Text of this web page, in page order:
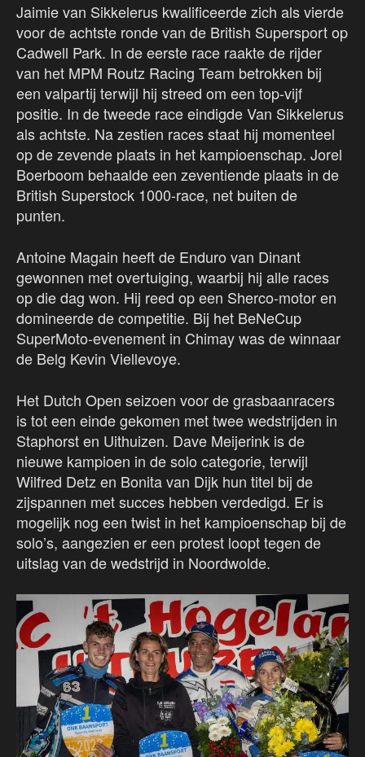
Jaimie van Sikkelerus kwalificeerde zich als vierde
voor de achtste ronde van de British Supersport op
Cadwell Park. In de eerste race raakte de rijder
van het MPM Routz Racing Team betrokken bij
een valpartij terwijl hij streed om een top-vijf
positie. In de tweede race eindigde Van Sikkelerus
als achtste. Na zestien races staat hij momenteel
op de zevende plaats in het kampioenschap. Jorel
Boerboom behaalde een zeventiende plaats in de
British Superstock 1000-race, net buiten de
punten.
Antoine Magain heeft de Enduro van Dinant
gewonnen met overtuiging, waarbij hij alle races
op die dag won. Hij reed op een Sherco-motor en
domineerde de competitie. Bij het BeNeCup
SuperMoto-evenement in Chimay was de winnaar
de Belg Kevin Viellevoye.
Het Dutch Open seizoen voor de grasbaanracers
is tot een einde gekomen met twee wedstrijden in
Staphorst en Uithuizen. Dave Meijerink is de
nieuwe kampioen in de solo categorie, terwijl
Wilfred Detz en Bonita van Dijk hun titel bij de
zijspannen met succes hebben verdedigd. Er is
mogelijk nog een twist in het kampioenschap bij de
solo’s, aangezien er een protest loopt tegen de
uitslag van de wedstrijd in Noordwolde.